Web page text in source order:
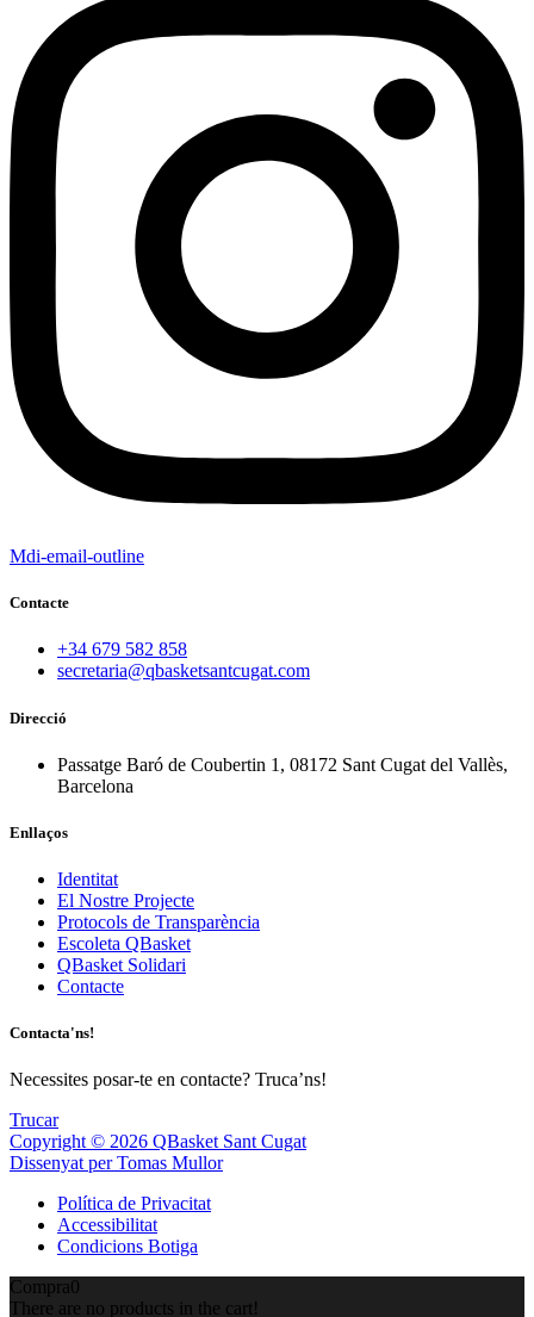
Mdi-email-outline
Contacte
+34 679 582 858
secretaria@qbasketsantcugat.com
Direcció
Passatge Baró de Coubertin 1, 08172 Sant Cugat del Vallès,
Barcelona
Enllaços
Identitat
El Nostre Projecte
Protocols de Transparència
Escoleta QBasket
QBasket Solidari
Contacte
Contacta'ns!
Necessites posar-te en contacte? Truca’ns!
Trucar
Copyright © 2026 QBasket Sant Cugat
Dissenyat per Tomas Mullor
Política de Privacitat
Accessibilitat
Condicions Botiga
Compra0
There are no products in the cart!